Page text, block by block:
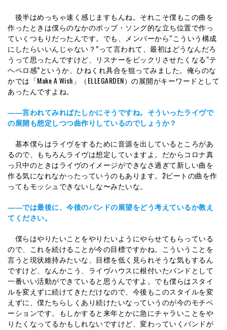
後半はめっちゃ速く感じますもんね。それこそ僕もこの曲を
作ったときは僕らのなかのポップ・ソング的な立ち位置で作っ
ていくつもりだったんです。でも、メンバーから“こういう構成
にしたらいいんじゃない？”って言われて、最初はどうなんだろ
うって思ったんですけど、リスナーをビックリさせたくなる“テ
ヘペロ感”というか、ひねくれ具合を狙ってみました。俺らのな
かでは「Make A Wish」（ELLEGARDEN）の展開がキーワードとして
あったんですよね。
――言われてみればたしかにそうですね。そういったライヴで
の展開も想定しつつ曲作りしているのでしょうか？
基本僕らはライヴをするために音源を出しているところがあ
るので、もちろんライヴは想定していますよ。だからコロナ真
っ只中のときはライヴのイメージができなさ過ぎて新しい曲を
作る気になれなかったっていうのもあります。2ビートの曲を作
ってもモッシュできないしな〜みたいな。
――では最後に、今後のバンドの展望をどう考えているか教え
てください。
僕らはやりたいことをやりたいようにやらせてもらっている
ので、これを続けることが今の目標ですかね。こういうことを
言うと現状維持みたいな、目標を低く見られそうな気もするん
ですけど、なんかこう、ライヴハウスに根付いたバンドとして
一番いい活動ができていると思うんですよ。でも僕らはスタイ
ルを変えずに続けてきただけなので、今後もこのスタイルを変
えずに、僕たちらしくあり続けたいなっていうのが今のモチベ
ーションです。もしかすると来年とかに急にチャラいことをや
りたくなってるかもしれないですけど、変わっていくバンドが